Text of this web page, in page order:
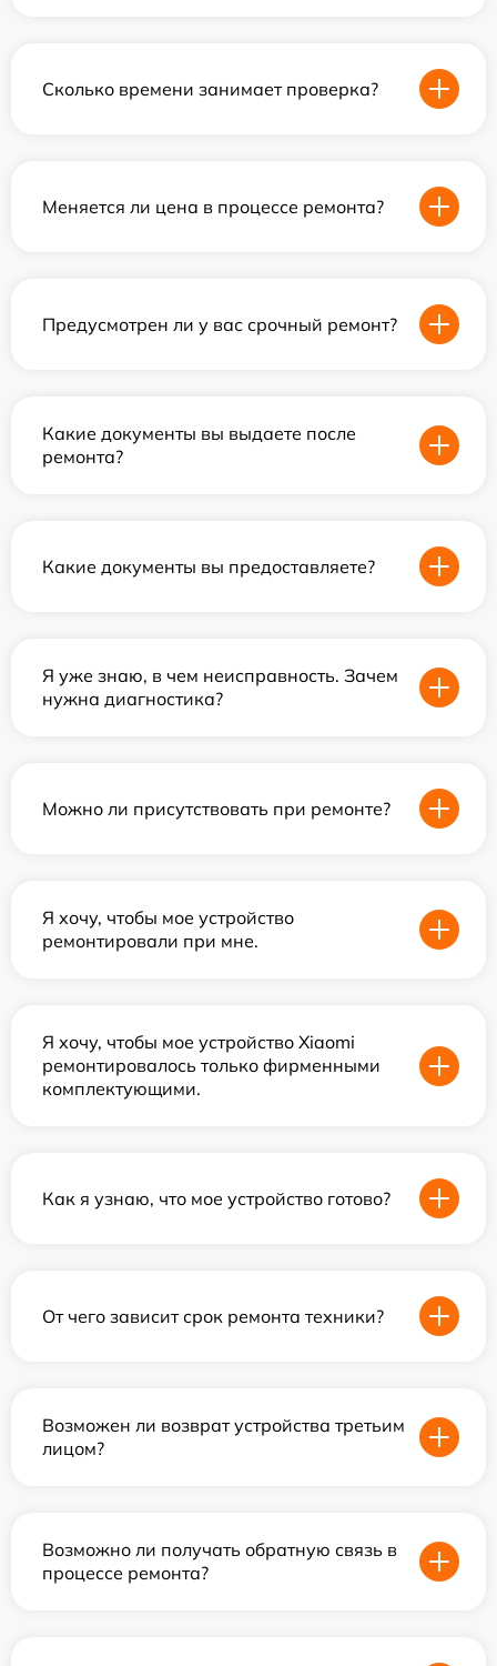
Сколько времени занимает проверка?
Меняется ли цена в процессе ремонта?
Предусмотрен ли у вас срочный ремонт?
Какие документы вы выдаете после
ремонта?
Какие документы вы предоставляете?
Я уже знаю, в чем неисправность. Зачем
нужна диагностика?
Можно ли присутствовать при ремонте?
Я хочу, чтобы мое устройство
ремонтировали при мне.
Я хочу, чтобы мое устройство Xiaomi
ремонтировалось только фирменными
комплектующими.
Как я узнаю, что мое устройство готово?
От чего зависит срок ремонта техники?
Возможен ли возврат устройства третьим
лицом?
Возможно ли получать обратную связь в
процессе ремонта?